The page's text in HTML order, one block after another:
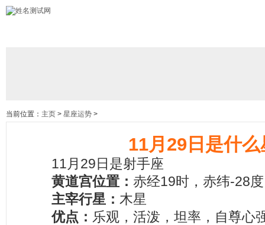
当前位置： 主页 > 星座运势 >
11月29日是什
11月29日是射手座
黄道宫位置： 赤经19时，赤纬-28度
主宰行星： 木星
优点： 乐观，活泼，坦率，自尊心